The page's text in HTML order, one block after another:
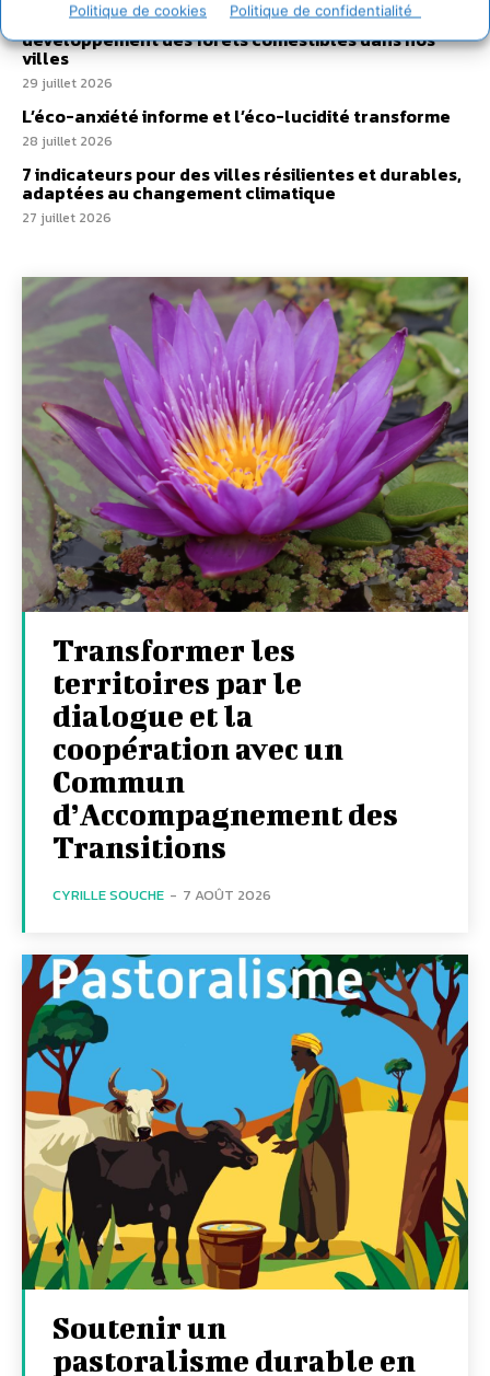
Politique de cookies Politique de confidentialité
Un kit citoyen pour lever les freins au
développement des forêts comestibles dans nos
villes
29 juillet 2026
L’éco-anxiété informe et l’éco-lucidité transforme
28 juillet 2026
7 indicateurs pour des villes résilientes et durables,
adaptées au changement climatique
27 juillet 2026
Transformer les
territoires par le
dialogue et la
coopération avec un
Commun
d’Accompagnement des
Transitions
CYRILLE SOUCHE - 7 AOÛT 2026
Soutenir un
pastoralisme durable en